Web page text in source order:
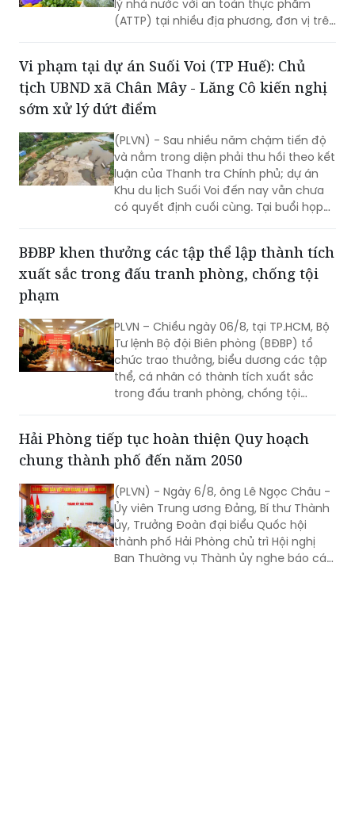
lý nhà nước với an toàn thực phẩm
(ATTP) tại nhiều địa phương, đơn vị trên
địa phương 2 cấp, đề xuất các giải
pháp nâng cao hiệu lực quản lý ATTP,
bảo vệ sức khỏe Nhân dân.
Vi phạm tại dự án Suối Voi (TP Huế): Chủ
tịch UBND xã Chân Mây - Lăng Cô kiến nghị
sớm xử lý dứt điểm
(PLVN) - Sau nhiều năm chậm tiến độ
và nằm trong diện phải thu hồi theo kết
luận của Thanh tra Chính phủ; dự án
Khu du lịch Suối Voi đến nay vẫn chưa
có quyết định cuối cùng. Tại buổi họp
năng cho biết địa phương vẫn đang
triển khai các bước xử lý tiếp theo theo
BĐBP khen thưởng các tập thể lập thành tích
xuất sắc trong đấu tranh phòng, chống tội
phạm
PLVN – Chiều ngày 06/8, tại TP.HCM, Bộ
Tư lệnh Bộ đội Biên phòng (BĐBP) tổ
chức trao thưởng, biểu dương các tập
thể, cá nhân có thành tích xuất sắc
trong đấu tranh phòng, chống tội
người và lừa đảo trực tuyến xuyên
quốc gia.
Hải Phòng tiếp tục hoàn thiện Quy hoạch
chung thành phố đến năm 2050
(PLVN) - Ngày 6/8, ông Lê Ngọc Châu -
Ủy viên Trung ương Đảng, Bí thư Thành
ủy, Trưởng Đoàn đại biểu Quốc hội
thành phố Hải Phòng chủ trì Hội nghị
Ban Thường vụ Thành ủy nghe báo cáo,